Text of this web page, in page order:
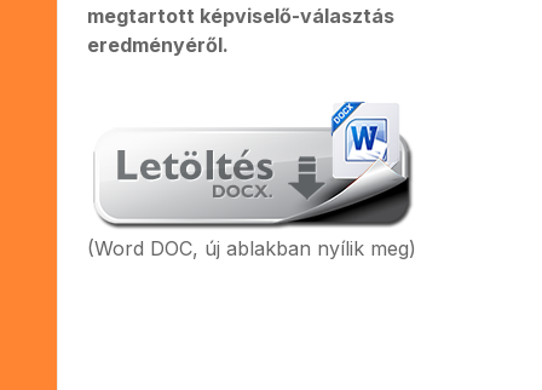
megtartott képviselő-választás
eredményéről.
(Word DOC, új ablakban nyílik meg)